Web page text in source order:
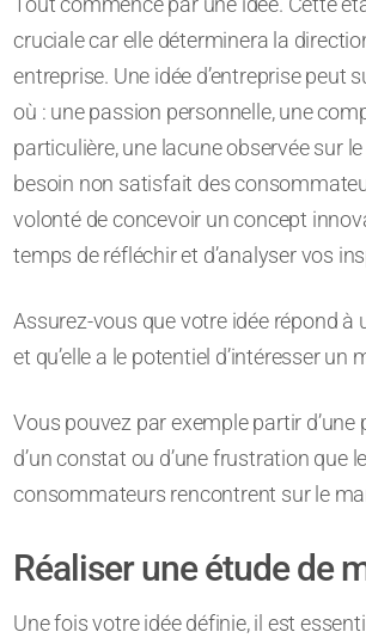
cruciale car elle déterminera la
entreprise. Une idée d’entreprise peut
où : une passion personnelle, une
particulière, une lacune observée sur
besoin non satisfait des
volonté de concevoir un concept
temps de réfléchir et d’analyser vos
Assurez-vous que votre idée répond à
et qu’elle a le potentiel d’intéresser un
Vous pouvez par exemple partir d’une
d’un constat ou d’une frustration que
consommateurs rencontrent sur le
Réaliser une étude de
Une fois votre idée définie, il est